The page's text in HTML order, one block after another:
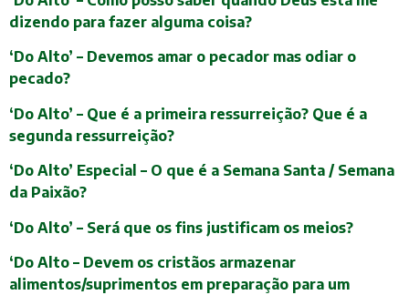
dizendo para fazer alguma coisa?
‘Do Alto’ – Devemos amar o pecador mas odiar o
pecado?
‘Do Alto’ – Que é a primeira ressurreição? Que é a
segunda ressurreição?
‘Do Alto’ Especial – O que é a Semana Santa / Semana
da Paixão?
‘Do Alto’ – Será que os fins justificam os meios?
‘Do Alto – Devem os cristãos armazenar
alimentos/suprimentos em preparação para um